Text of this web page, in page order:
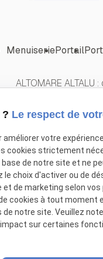
MenuiseriePortail
ALTOMARE
légales
? Le respect de
votre
cookies strictement
de notre site et ne
le choix d'activer ou de
de marketing selon
cookies à tout moment
notre site. Veuillez
sur certaines